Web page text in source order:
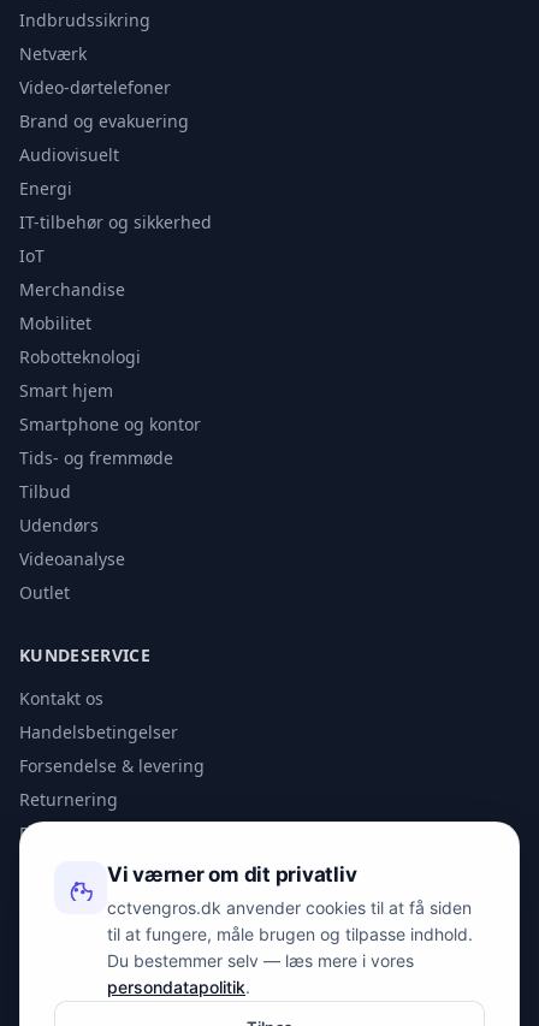
Indbrudssikring
Netværk
Video-dørtelefoner
Brand og evakuering
Audiovisuelt
Energi
IT-tilbehør og sikkerhed
IoT
Merchandise
Mobilitet
Robotteknologi
Smart hjem
Smartphone og kontor
Tids- og fremmøde
Tilbud
Udendørs
Videoanalyse
Outlet
KUNDESERVICE
Kontakt os
Handelsbetingelser
Forsendelse & levering
Returnering
Privatlivspolitik
KONTAKT
info@spyman.dk
Peter Bangs Vej 153, 2000 Frederiksberg
Vi værner om dit privatliv
cctvengros.dk anvender cookies til at få siden
til at fungere, måle brugen og tilpasse indhold.
Du bestemmer selv — læs mere i vores
persondatapolitik.